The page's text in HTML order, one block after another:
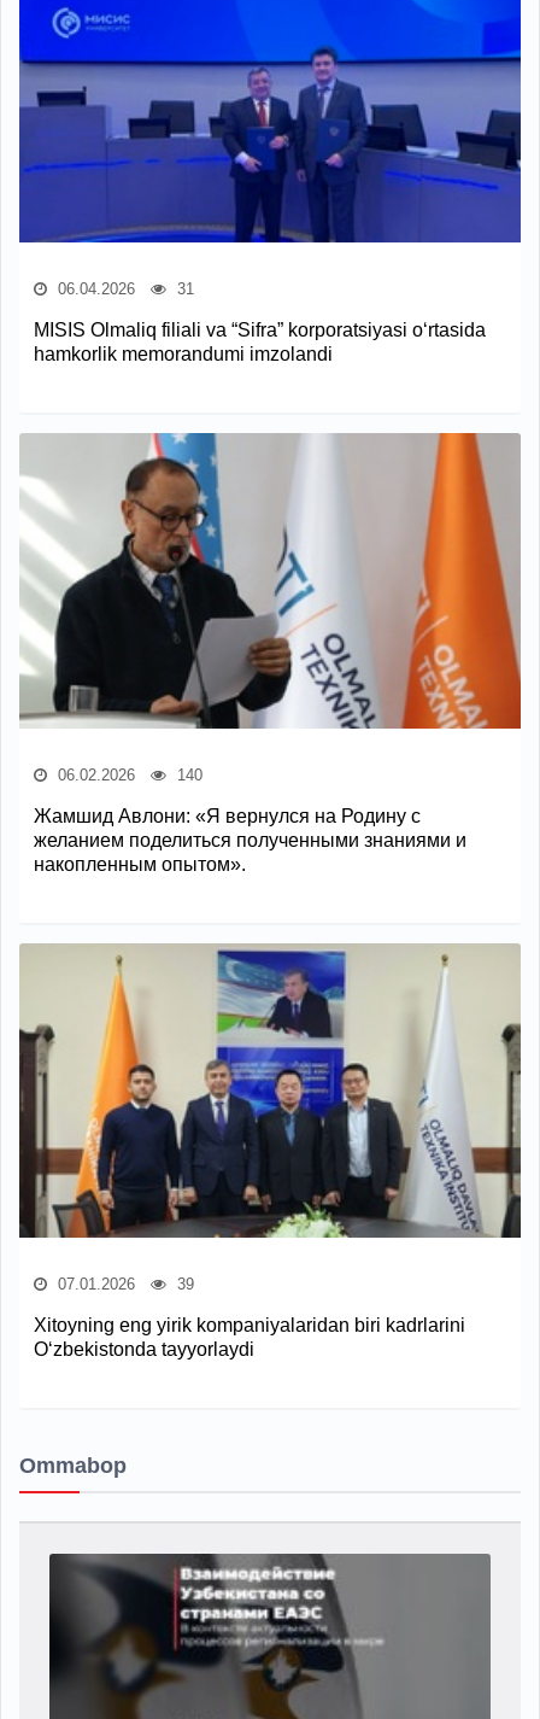
06.04.2026 31
MISIS Olmaliq filiali va “Sifra” korporatsiyasi o‘rtasida
hamkorlik memorandumi imzolandi
06.02.2026 140
Жамшид Авлони: «Я вернулся на Родину с
желанием поделиться полученными знаниями и
накопленным опытом».
07.01.2026 39
Xitoyning eng yirik kompaniyalaridan biri kadrlarini
O‘zbekistonda tayyorlaydi
Ommabop